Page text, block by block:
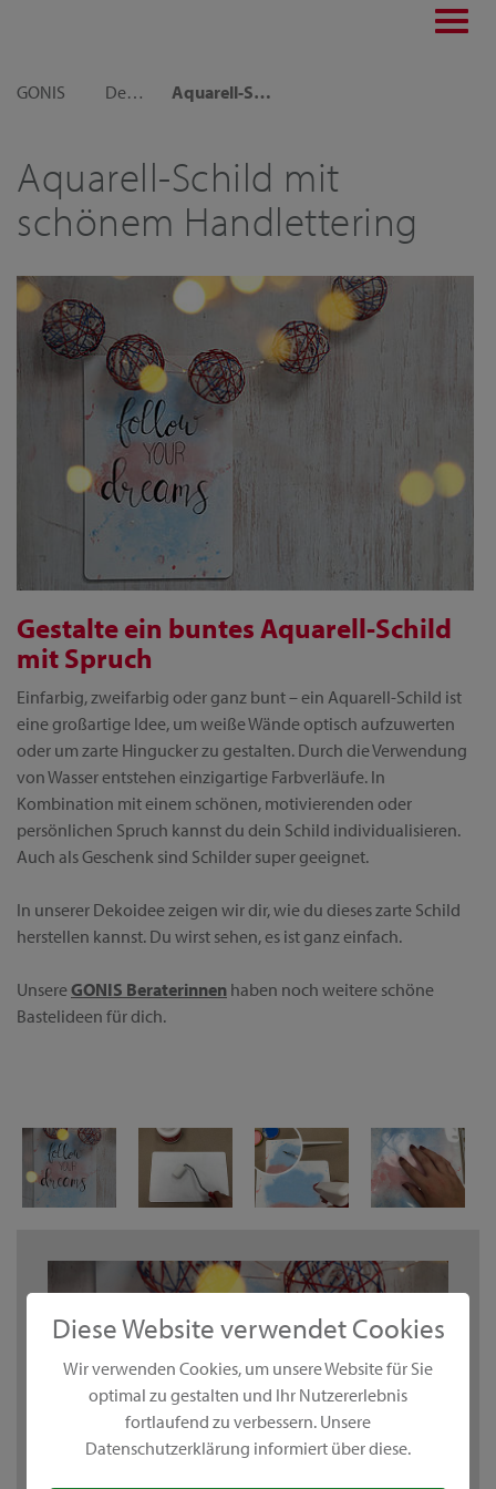
Diese Website verwendet Cookies
Wir verwenden Cookies, um unsere Website für Sie
optimal zu gestalten und Ihr Nutzererlebnis
fortlaufend zu verbessern. Unsere
Datenschutzerklärung informiert über diese.
GONIS
Dekoideen Aquarell-Schild mit schönem Handlettering-Spruch
Aquarell-Schild mit
schönem Handlettering
Gestalte ein buntes Aquarell-Schild
mit Spruch
Einfarbig, zweifarbig oder ganz bunt – ein Aquarell-Schild ist
eine großartige Idee, um weiße Wände optisch aufzuwerten
oder um zarte Hingucker zu gestalten. Durch die Verwendung
von Wasser entstehen einzigartige Farbverläufe. In
Kombination mit einem schönen, motivierenden oder
persönlichen Spruch kannst du dein Schild individualisieren.
Auch als Geschenk sind Schilder super geeignet.
In unserer Dekoidee zeigen wir dir, wie du dieses zarte Schild
herstellen kannst. Du wirst sehen, es ist ganz einfach.
UnsereGONIS Beraterinnen haben noch weitere schöne
Bastelideen für dich.